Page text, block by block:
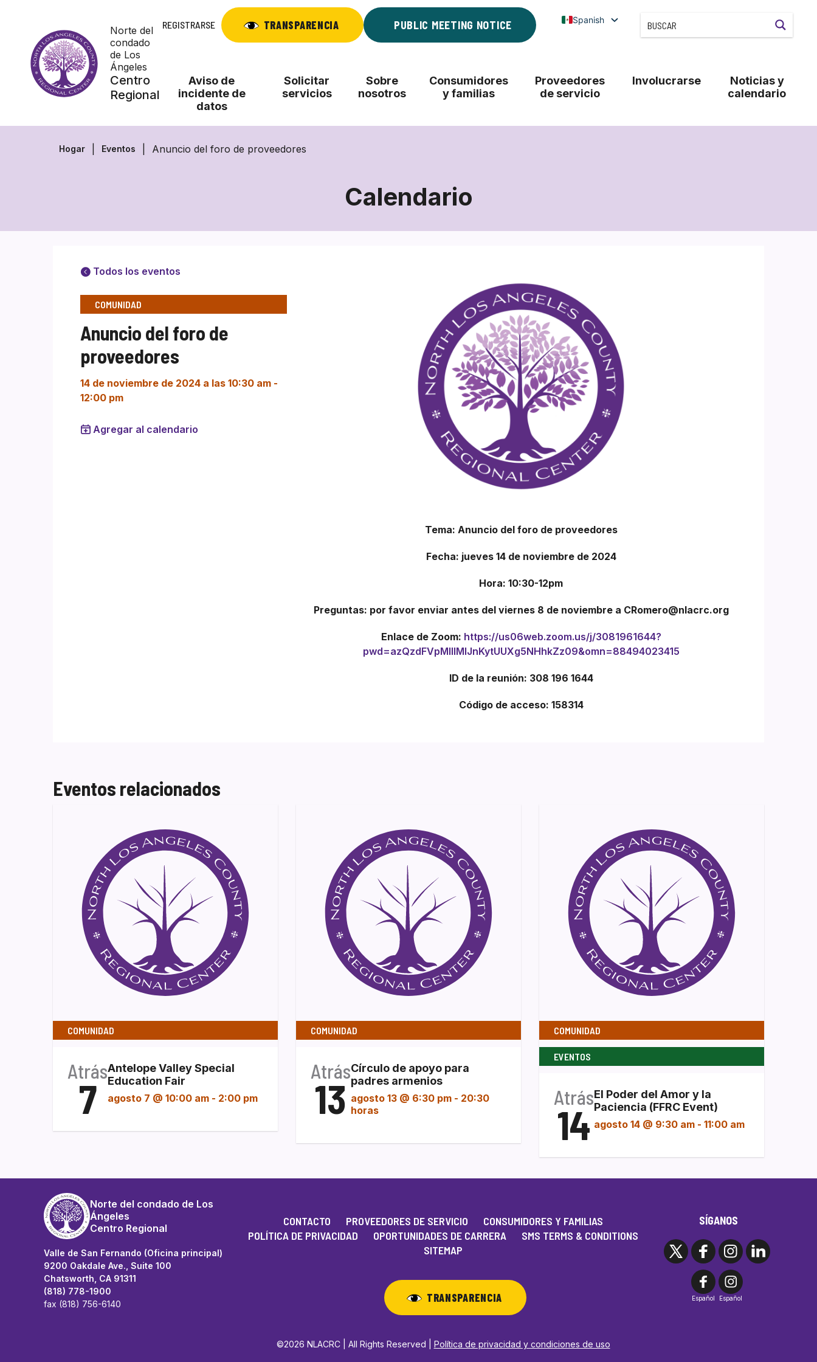
Norte del
condado
de Los
Ángeles
Centro
Regional
REGISTRARSE TRANSPARENCIA PUBLIC MEETING NOTICE Spanish
Aviso de
incidente de
datos
Solicitar
servicios
Sobre
nosotros
Consumidores
y familias
Proveedores
de servicio
Involucrarse
Noticias y
calendario
Hogar Eventos Anuncio del foro de proveedores
Calendario
Todos los eventos
COMUNIDAD
Anuncio del foro de
proveedores
14 de noviembre de 2024 a las 10:30 am -
12:00 pm
Agregar al calendario
Tema: Anuncio del foro de proveedores
Fecha: jueves 14 de noviembre de 2024
Hora: 10:30-12pm
Preguntas: por favor enviar antes del viernes 8 de noviembre a CRomero@nlacrc.org
Enlace de Zoom: https://us06web.zoom.us/j/3081961644?
pwd=azQzdFVpMllIMlJnKytUUXg5NHhkZz09&omn=88494023415
ID de la reunión: 308 196 1644
Código de acceso: 158314
Eventos relacionados
COMUNIDAD
Atrás
7
Antelope Valley Special
Education Fair
agosto 7 @ 10:00 am - 2:00 pm
COMUNIDAD
Atrás
13
Círculo de apoyo para
padres armenios
agosto 13 @ 6:30 pm - 20:30
horas
COMUNIDAD
EVENTOS
Atrás
14
El Poder del Amor y la
Paciencia (FFRC Event)
agosto 14 @ 9:30 am - 11:00 am
Norte del condado de Los
Ángeles
Centro Regional
Valle de San Fernando (Oficina principal)
9200 Oakdale Ave., Suite 100
Chatsworth, CA 91311
(818) 778-1900
fax (818) 756-6140
CONTACTO PROVEEDORES DE SERVICIO
CONSUMIDORES Y FAMILIAS
POLÍTICA DE PRIVACIDAD
OPORTUNIDADES DE CARRERA
SMS TERMS & CONDITIONS
SITEMAP
TRANSPARENCIA
©2026 NLACRC | All Rights Reserved | Política de privacidad y condiciones de uso
SÍGANOS
Español Español